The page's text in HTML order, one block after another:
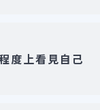
度上看見自己